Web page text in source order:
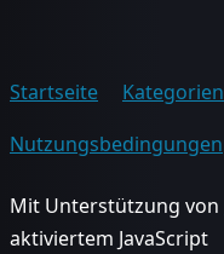
Startseite Kategorien
Nutzungsbedingungen
Mit Unterstützung von
aktiviertem JavaScript